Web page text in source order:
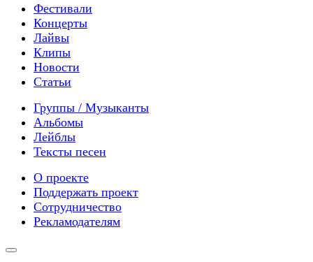
Фестивали
Концерты
Лайвы
Клипы
Новости
Статьи
Группы / Музыканты
Альбомы
Лейблы
Тексты песен
О проекте
Поддержать проект
Сотрудничество
Рекламодателям